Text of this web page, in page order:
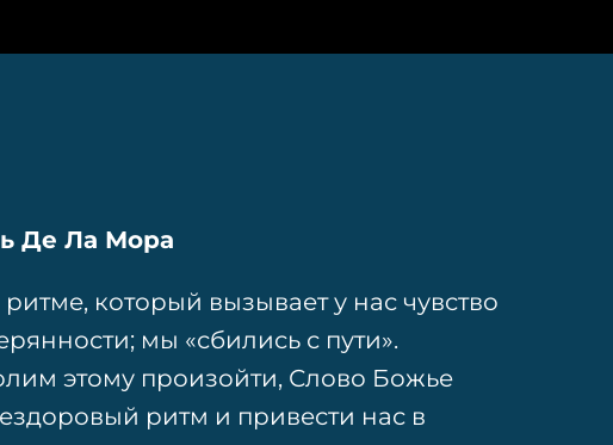
Де Ла Мора
который вызывает у нас чувство
мы «сбились с пути».
этому произойти, Слово Божье
ритм и привести нас в